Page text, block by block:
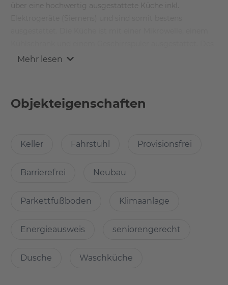
über eine hochwertig ausgestattete Küche inkl.
weiteren ist ein CO2 neutrales Heiz- und Kühlsystem
In dem Wohnkomplex kann unteraderem noch folgendes
Trocknern (WeWash App)
Yogaraum
- großzügiger Kellerraum im Untergeschoss
Mehr lesen
Objekteigenschaften
Keller Fahrstuhl Provisionsfrei
Barrierefrei Neubau
Parkettfußboden Klimaanlage
Energieausweis seniorengerecht
Dusche Waschküche